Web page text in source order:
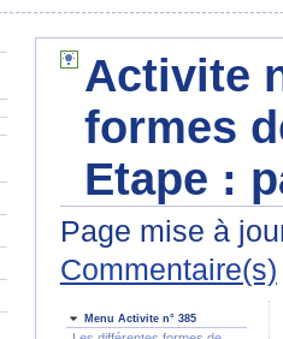
Activite
formes
Etape :
Page mise à
Commentaire(s)
Menu Activite n° 385